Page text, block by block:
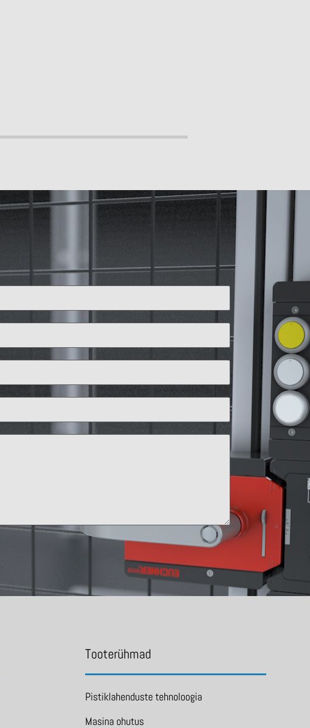
Tooterühmad
Pistiklahenduste tehnoloogia
Masina ohutus